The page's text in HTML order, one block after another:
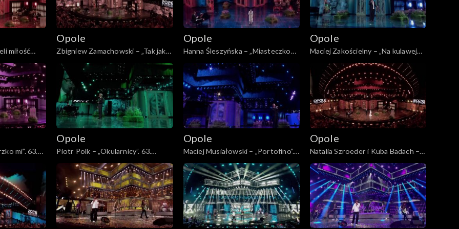
miłość
mnie już nie
Opole
Zbigniew Zamachowski – „Tak jak
malował pan Chagall”. 63. KFPP:
„Kiedy mnie już nie będzie...”.
Koncert w hołdzie Magdzie Umer i
Agnieszce Osieckiej
Opole
Hanna Śleszyńska – „Miasteczko
Bełz”. 63. KFPP: „Kiedy mnie już nie
będzie...”. Koncert w hołdzie
Magdzie Umer i Agnieszce
Osieckiej
Opole
Maciej Zakościelny – „Na kulawej
naszej barce”. 63. KFPP: „Kiedy
mnie już nie będzie...”. Koncert w
hołdzie Magdzie Umer i Agnieszce
Osieckiej
mi”. 63.
będzie...”.
Umer i
Opole
Piotr Polk – „Okularnicy”. 63.
KFPP: „Kiedy mnie już nie będzie...”.
Koncert w hołdzie Magdzie Umer i
Agnieszce Osieckiej
Opole
Maciej Musiałowski – „Portofino”.
63. KFPP: „Kiedy mnie już nie
będzie...”. Koncert w hołdzie
Magdzie Umer i Agnieszce
Osieckiej
Opole
Natalia Szroeder i Kuba Badach –
„W żółtych płomieniach liści”. 63.
KFPP: „Kiedy mnie już nie będzie...”.
Koncert w hołdzie Magdzie Umer i
Agnieszce Osieckiej